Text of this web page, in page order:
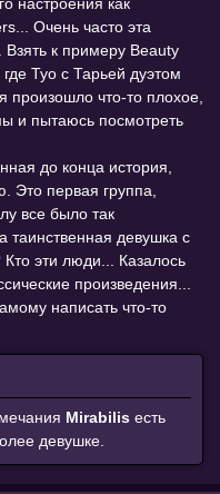
Очень часто эта
к примеру Beauty
Туо с Тарьей дуэтом
произошло что-то плохое,
и пытаюсь посмотреть
до конца история,
Это первая группа,
все было так
таинственная девушка с
эти люди... Казалось
произведения...
написать что-то
Mirabilis есть
девушке.